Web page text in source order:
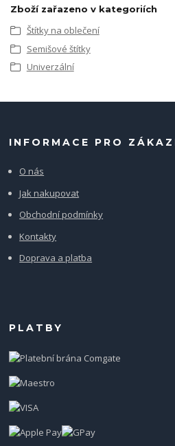
Zboží zařazeno v kategoriích
Štítky na oblečení
Semišové štítky
Univerzální
INFORMACE PRO
O nás
Jak nakupovat
Obchodní podmínky
Kontakty
Doprava a platba
PLATBY